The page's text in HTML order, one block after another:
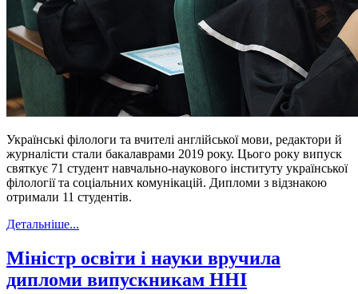
Українські філологи та вчителі англійської мови, редактори й
журналісти стали бакалаврами 2019 року. Цього року випуск
святкує 71 студент навчально-наукового інституту української
філології та соціальних комунікацій. Дипломи з відзнакою
отримали 11 студентів.
Детальніше...
Міністр освіти і науки вручила
дипломи випускникам ННІ